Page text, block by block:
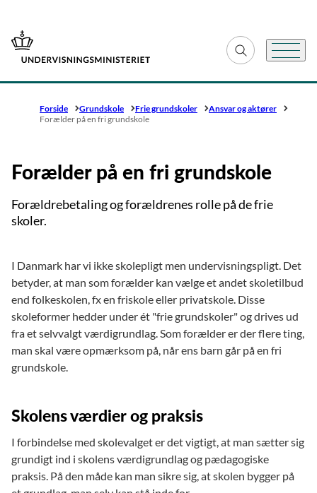
Gå til forsiden Fold søgefelt ud
Menu
Forside Grundskole Frie grundskoler
Ansvar og aktører
Forælder på en fri grundskole
Forælder på en fri grundskole
Forældrebetaling og forældrenes rolle på de frie
skoler.
I Danmark har vi ikke skolepligt men undervisningspligt. Det
betyder, at man som forælder kan vælge et andet skoletilbud
end folkeskolen, fx en friskole eller privatskole. Disse
skoleformer hedder under ét "frie grundskoler" og drives ud
fra et selvvalgt værdigrundlag. Som forælder er der flere ting,
man skal være opmærksom på, når ens barn går på en fri
grundskole.
Skolens værdier og praksis
I forbindelse med skolevalget er det vigtigt, at man sætter sig
grundigt ind i skolens værdigrundlag og pædagogiske
praksis. På den måde kan man sikre sig, at skolen bygger på